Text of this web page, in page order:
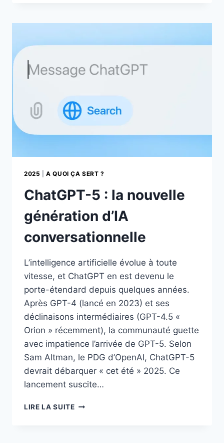
DANS
ÉCOLES
2025
?
2025 |A QUOI ÇA SERT ?
ChatGPT-5 : la nouvelle
génération d’IA
conversationnelle
L’intelligence artificielle évolue à toute
vitesse, et ChatGPT en est devenu le
porte-étendard depuis quelques années.
Après GPT-4 (lancé en 2023) et ses
déclinaisons intermédiaires (GPT-4.5 «
Orion » récemment), la communauté guette
avec impatience l’arrivée de GPT-5. Selon
Sam Altman, le PDG d’OpenAI, ChatGPT-5
devrait débarquer « cet été » 2025. Ce
lancement suscite…
LIRE LA SUITECHATGPT-